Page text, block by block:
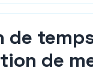
de
de